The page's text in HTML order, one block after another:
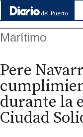
Marítimo
Pere
durante la
Ciudad